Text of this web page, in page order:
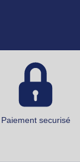
Paiement securisé